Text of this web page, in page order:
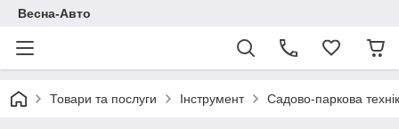
Весна-Авто
Товари та послуги Інструмент Садово-паркова